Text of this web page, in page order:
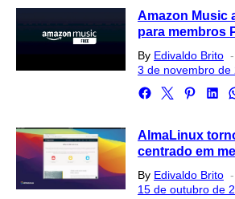
Amazon Music
para membros
By Edivaldo Brito
3 de novembro de
AlmaLinux
centrado em
By Edivaldo Brito
15 de outubro de